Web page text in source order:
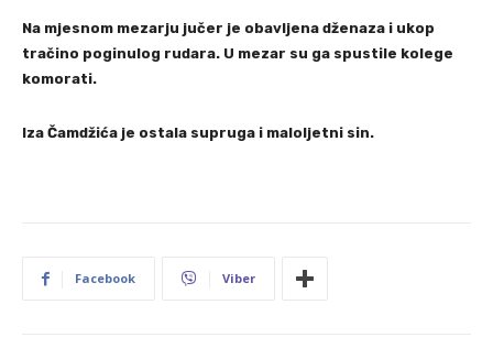
Na mjesnom mezarju jučer je obavljena dženaza i ukop
tračino poginulog rudara. U mezar su ga spustile kolege
komorati.
Iza Čamdžića je ostala supruga i maloljetni sin.
Facebook Viber